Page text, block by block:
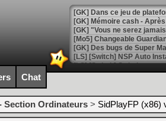
[GK] Dans ce jeu de
[GK] Mémoire cash -
[GK] "Vous ne serez
[Mo5] Changeable
[GK] Des bugs de Super
[LS] [Switch] NSP Auto
[GK] La saga horrifique
Chat
Section Ordinateurs > SidPlayFP (x86)